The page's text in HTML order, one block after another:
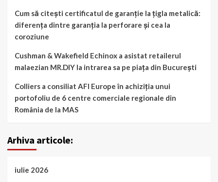
Cum să citești certificatul de garanție la țigla metalică:
diferența dintre garanția la perforare și cea la
coroziune
Cushman & Wakefield Echinox a asistat retailerul
malaezian MR.DIY la intrarea sa pe piața din București
Colliers a consiliat AFI Europe în achiziția unui
portofoliu de 6 centre comerciale regionale din
România de la MAS
Arhiva articole:
iulie 2026